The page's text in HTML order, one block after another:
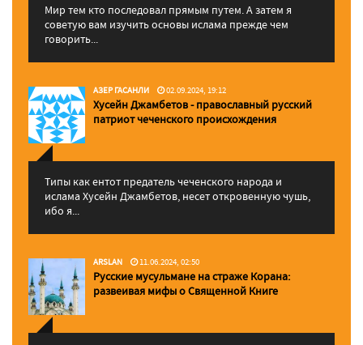
Мир тем кто последовал прямым путем. А затем я
советую вам изучить основы ислама прежде чем
говорить...
АЗЕР ГАСАНЛИ 02.09.2024, 19:12
Хусейн Джамбетов - православный русский
патриот чеченского происхождения
Типы как ентот предатель чеченского народа и
ислама Хусейн Джамбетов, несет откровенную чушь,
ибо я...
ARSLAN 11.06.2024, 02:50
Русские мусульмане на страже Корана:
pазвеивая мифы о Священной Книге